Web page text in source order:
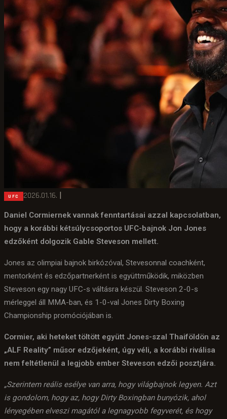
UFC 2026.01.16. |
Daniel Cormiernek vannak fenntartásai azzal kapcsolatban,
hogy a korábbi kétsúlycsoportos UFC-bajnok Jon Jones
edzőként dolgozik Gable Steveson mellett.
Jones az olimpiai bajnok birkózóval, Stevesonnal coachként,
mentorként és edzőpartnerként is együttműködik, miközben
Steveson egy nagy UFC-s váltásra készül. Steveson 2-0-s
mérleggel áll MMA-ban, és 1-0-val Jones Dirty Boxing
Championship promóciójában is.
Cormier, aki heteket töltött együtt Jones-szal Thaiföldön az
„ALF Reality” műsor edzőjeként, úgy véli, a korábbi riválisa
nem feltétlenül a legjobb ember Steveson edzői posztjára.
„Szerintem reális esélye van arra, hogy világbajnok legyen. Azt
is gondolom, hogy az, hogy Dirty Boxingban bunyózik, ahol
lényegében elveszi magától a legnagyobb fegyverét, és hogy